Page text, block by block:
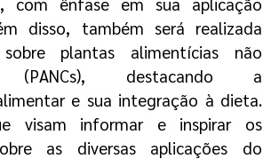
disso, também será realizada
plantas alimentícias não
(PANCs), destacando a
e sua integração à dieta.
visam informar e inspirar os
as diversas aplicações do